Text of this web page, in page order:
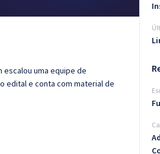
escalou uma equipe de
edital e conta com material de